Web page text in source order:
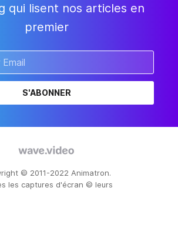
qui lisent nos articles en
premier
S'ABONNER
© 2011-2022 Animatron.
les captures d'écran © leurs